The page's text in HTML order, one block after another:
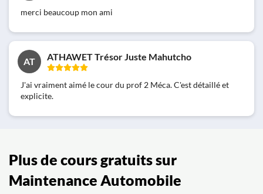
merci beaucoup mon ami
AT ATHAWET Trésor Juste Mahutcho
J'ai vraiment aimé le cour du prof 2 Méca. C'est détaillé et
explicite.
Plus de cours gratuits sur
Maintenance Automobile